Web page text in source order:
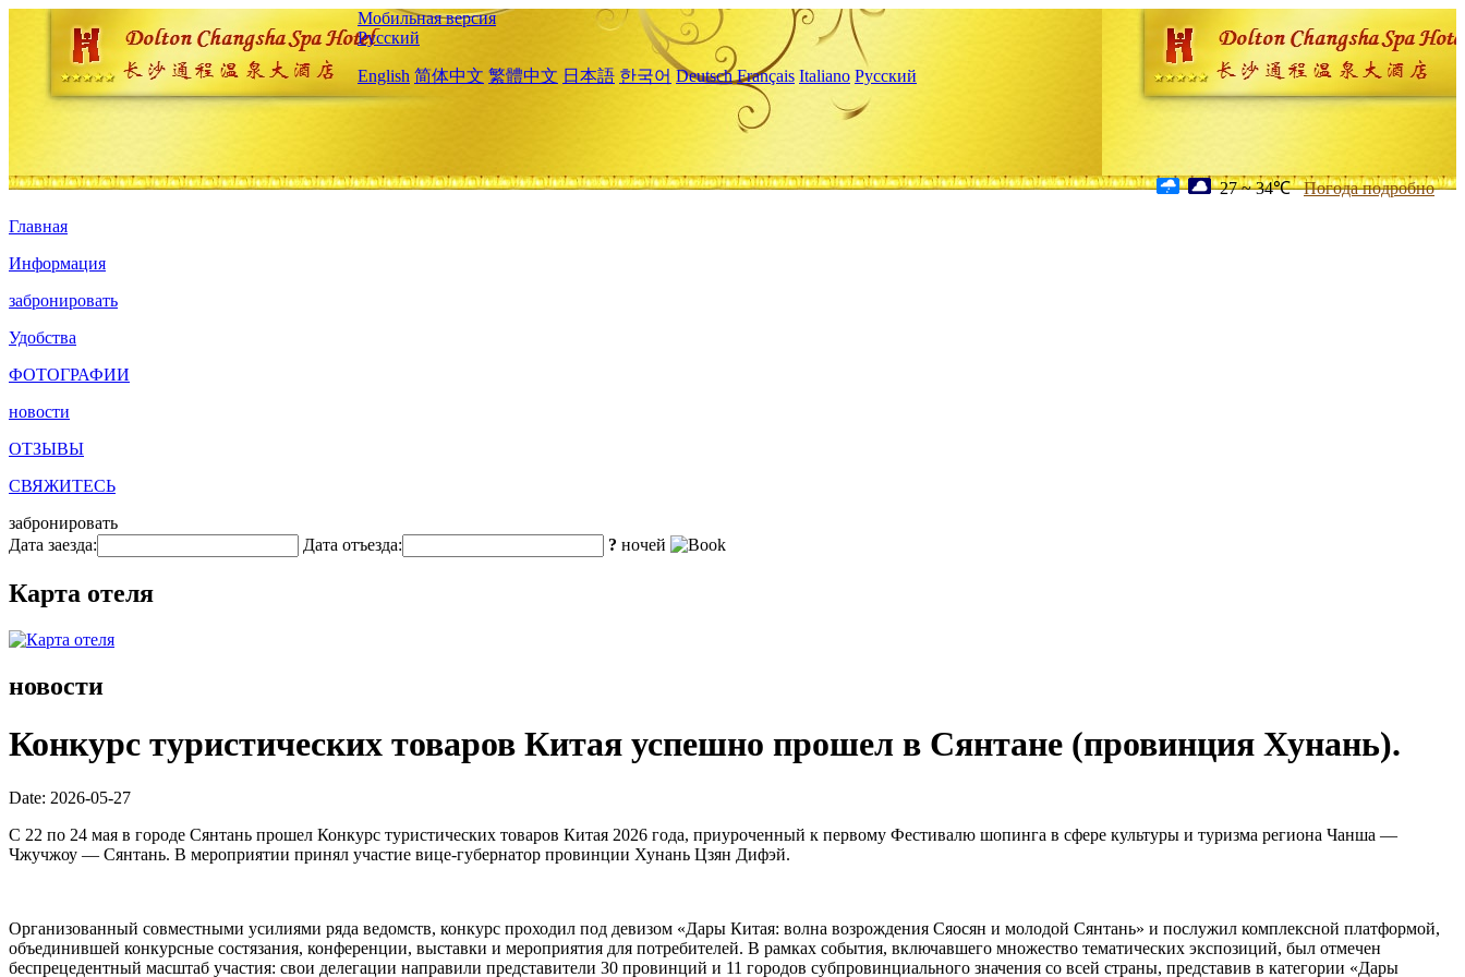
Мобильная версия
Русский
English 简体中文 繁體中文 日本語 한국어 Deutsch Français Italiano Русский
27 ~ 34℃ Погода подробно
Главная
Информация
забронировать
Удобства
ФОТОГРАФИИ
новости
ОТЗЫВЫ
СВЯЖИТЕСЬ
забронировать
Дата заезда:
Дата отъезда: ? ночей
Карта отеля
новости
Конкурс туристических товаров Китая успешно прошел в Сянтане (провинция Хунань).
Date: 2026-05-27
С 22 по 24 мая в городе Сянтань прошел Конкурс туристических товаров Китая 2026 года, приуроченный к первому Фестивалю шопинга в сфере культуры и туризма региона Чанша —
Чжучжоу — Сянтань. В мероприятии принял участие вице-губернатор провинции Хунань Цзян Дифэй.
Организованный совместными усилиями ряда ведомств, конкурс проходил под девизом «Дары Китая: волна возрождения Сяосян и молодой Сянтань» и послужил комплексной платформой,
объединившей конкурсные состязания, конференции, выставки и мероприятия для потребителей. В рамках события, включавшего множество тематических экспозиций, был отмечен
беспрецедентный масштаб участия: свои делегации направили представители 30 провинций и 11 городов субпровинциального значения со всей страны, представив в категории «Дары